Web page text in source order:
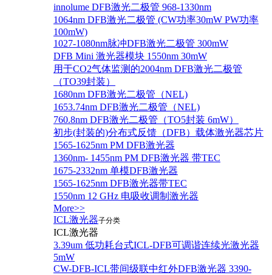
innolume DFB激光二极管 968-1330nm
1064nm DFB激光二极管 (CW功率30mW PW功率
100mW)
1027-1080nm脉冲DFB激光二极管 300mW
DFB Mini 激光器模块 1550nm 30mW
用于CO2气体监测的2004nm DFB激光二极管
（TO39封装）
1680nm DFB激光二极管（NEL)
1653.74nm DFB激光二极管（NEL)
760.8nm DFB激光二极管（TO5封装 6mW）
初步(封装的)分布式反馈（DFB）载体激光器芯片
1565-1625nm PM DFB激光器
1360nm- 1455nm PM DFB激光器 带TEC
1675-2332nm 单模DFB激光器
1565-1625nm DFB激光器带TEC
1550nm 12 GHz 电吸收调制激光器
More>>
ICL激光器子分类
ICL激光器
3.39um 低功耗台式ICL-DFB可调谐连续光激光器
5mW
CW-DFB-ICL带间级联中红外DFB激光器 3390-